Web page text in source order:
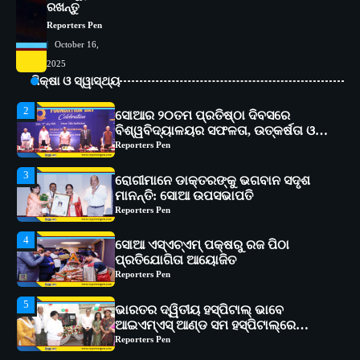
ରଖନ୍ତୁ
Reporters Pen
October 16,
2025
ଶିକ୍ଷା ଓ ସ୍ୱାସ୍ଥ୍ୟ
2
ବିଶ୍ୱବିଦ୍ୟାଳୟର ସଫଳତା, ଉତ୍କର୍ଷତା ଓ
ଅଗ୍ରଗତିର ସ୍ମୃତିଚାରଣ
Reporters Pen
3
ରୋଗୀମାନେ ଡାକ୍ତରଙ୍କୁ ଭଗବାନ ସଦୃଶ
ମାନନ୍ତି: ସୋଆ ଉପସଭାପତି
Reporters Pen
4
ସୋଆ ଏସ୍‌ଏଚ୍‌ଏମ୍ ପକ୍ଷରୁ ରଜ ପିଠା
ପ୍ରତିଯୋଗିତା ଆୟୋଜିତ
Reporters Pen
5
ଭାରତର ଦ୍ୱିତୀୟ ହସ୍ପିଟାଲ୍ ଭାବେ
ଆଇଏମ୍‌ଏସ୍ ଆଣ୍ଡ ସମ ହସ୍ପିଟାଲ୍‌ରେ
ଅତ୍ୟାଧୁନିକ ଡିଜିସ୍କାନର ସ୍ଥାପନ
Reporters Pen
1
ସୋଆ ପକ୍ଷରୁ ରାୱେ କାର୍ଯ୍ୟକ୍ରମ ଅଧୀନରେ
୧୧ଟି ଗ୍ରାମରେ ୧୬ଟି କୃଷକ ପ୍ରଶିକ୍ଷଣ
କାର୍ଯ୍ୟକ୍ରମ ଆୟୋଜିତ
Reporters Pen